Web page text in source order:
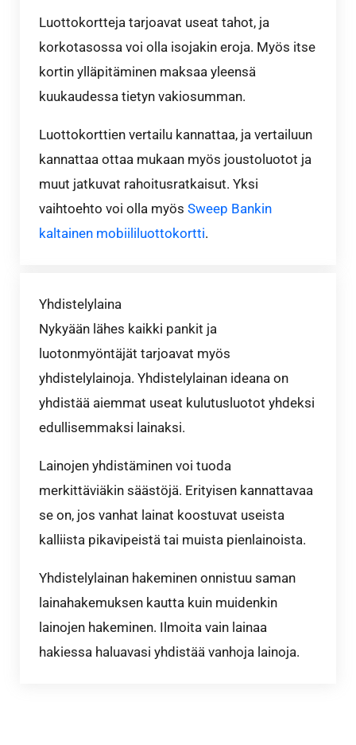
Luottokortteja tarjoavat useat tahot, ja
korkotasossa voi olla isojakin eroja. Myös itse
kortin ylläpitäminen maksaa yleensä
kuukaudessa tietyn vakiosumman.
Luottokorttien vertailu kannattaa, ja vertailuun
kannattaa ottaa mukaan myös joustoluotot ja
muut jatkuvat rahoitusratkaisut. Yksi
vaihtoehto voi olla myös Sweep Bankin
kaltainen mobiililuottokortti.
Yhdistelylaina
Nykyään lähes kaikki pankit ja
luotonmyöntäjät tarjoavat myös
yhdistelylainoja. Yhdistelylainan ideana on
yhdistää aiemmat useat kulutusluotot yhdeksi
edullisemmaksi lainaksi.
Lainojen yhdistäminen voi tuoda
merkittäviäkin säästöjä. Erityisen kannattavaa
se on, jos vanhat lainat koostuvat useista
kalliista pikavipeistä tai muista pienlainoista.
Yhdistelylainan hakeminen onnistuu saman
lainahakemuksen kautta kuin muidenkin
lainojen hakeminen. Ilmoita vain lainaa
hakiessa haluavasi yhdistää vanhoja lainoja.